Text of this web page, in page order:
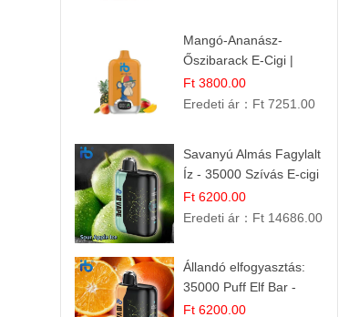
Mangó-Ananász-
Őszibarack E-Cigi |
12.000 Befújás |
Tropikus Gyümölcs Íz
Ft 3800.00
Eredeti ár： Ft 7251.00
Savanyú Almás Fagylalt
Íz - 35000 Szívás E-cigi
Ft 6200.00
Eredeti ár： Ft 14686.00
Állandó elfogyasztás:
35000 Puff Elf Bar -
Narancslekvár íz
Ft 6200.00